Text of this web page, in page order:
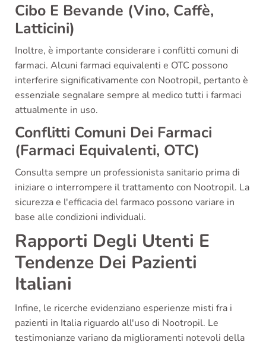
Cibo E Bevande (Vino, Caffè,
Latticini)
Inoltre, è importante considerare i conflitti comuni di
farmaci. Alcuni farmaci equivalenti e OTC possono
interferire significativamente con Nootropil, pertanto è
essenziale segnalare sempre al medico tutti i farmaci
attualmente in uso.
Conflitti Comuni Dei Farmaci
(Farmaci Equivalenti, OTC)
Consulta sempre un professionista sanitario prima di
iniziare o interrompere il trattamento con Nootropil. La
sicurezza e l'efficacia del farmaco possono variare in
base alle condizioni individuali.
Rapporti Degli Utenti E
Tendenze Dei Pazienti
Italiani
Infine, le ricerche evidenziano esperienze misti fra i
pazienti in Italia riguardo all'uso di Nootropil. Le
testimonianze variano da miglioramenti notevoli della